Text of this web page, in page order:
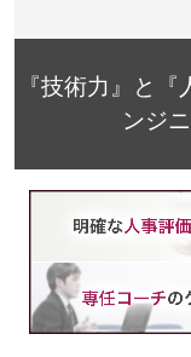
『技術力』と
ンジ